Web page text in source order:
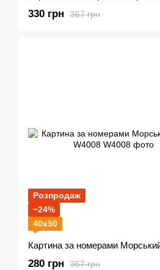
367 грн
330 грн
Розпродаж
−24%
40х50
367 грн
280 грн